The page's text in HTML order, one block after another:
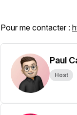
Pour me contacter :
Paul
Host